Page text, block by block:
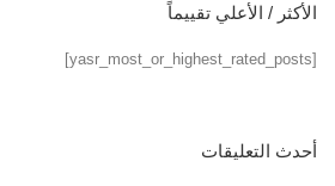
الأكثر / الأعلي تقييماً
[yasr_most_or_highest_rated_posts]
أحدث التعليقات